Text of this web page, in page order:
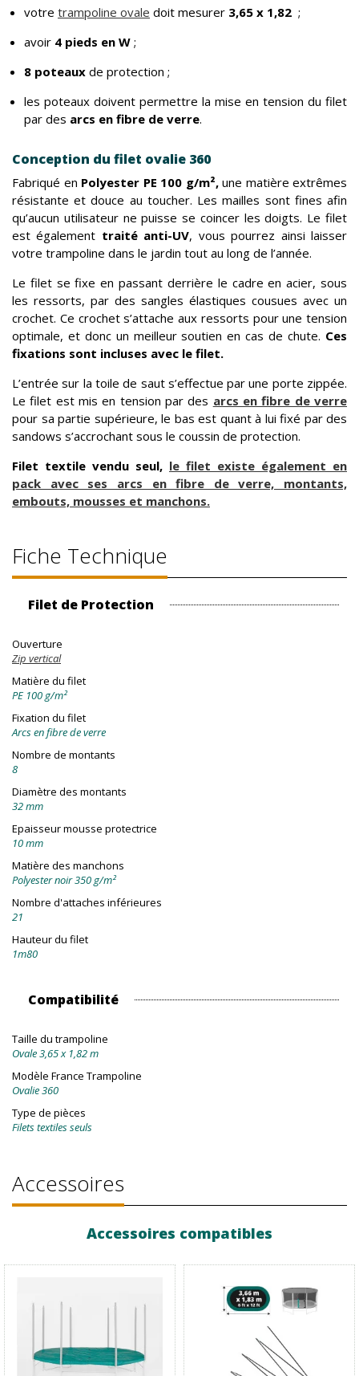
votre trampoline ovale doit mesurer 3,65 x 1,82 ;
avoir 4 pieds en W ;
8 poteaux de protection ;
les poteaux doivent permettre la mise en tension du filet
par des arcs en fibre de verre.
Conception du filet ovalie 360
Fabriqué en Polyester PE 100 g/m²,une matière extrêmes
résistante et douce au toucher. Les mailles sont fines afin
qu’aucun utilisateur ne puisse se coincer les doigts. Le filet
est également traité anti-UV, vous pourrez ainsi laisser
votre trampoline dans le jardin tout au long de l’année.
Le filet se fixe en passant derrière le cadre en acier, sous
les ressorts, par des sangles élastiques cousues avec un
crochet. Ce crochet s’attache aux ressorts pour une tension
optimale, et donc un meilleur soutien en cas de chute. Ces
fixations sont incluses avec le filet.
L’entrée sur la toile de saut s’effectue par une porte zippée.
Le filet est mis en tension par des arcs en fibre de verre
pour sa partie supérieure, le bas est quant à lui fixé par des
sandows s’accrochant sous le coussin de protection.
Filet textile vendu seul, le filet existe également en
pack avec ses arcs en fibre de verre, montants,
embouts, mousses et manchons.
Fiche Technique
Filet de Protection
Ouverture
Zip vertical
Matière du filet
PE 100 g/m²
Fixation du filet
Arcs en fibre de verre
Nombre de montants
8
Diamètre des montants
32 mm
Epaisseur mousse protectrice
10 mm
Matière des manchons
Polyester noir 350 g/m²
Nombre d'attaches inférieures
21
Hauteur du filet
1m80
Compatibilité
Taille du trampoline
Ovale 3,65 x 1,82 m
Modèle France Trampoline
Ovalie 360
Type de pièces
Filets textiles seuls
Accessoires
Accessoires compatibles